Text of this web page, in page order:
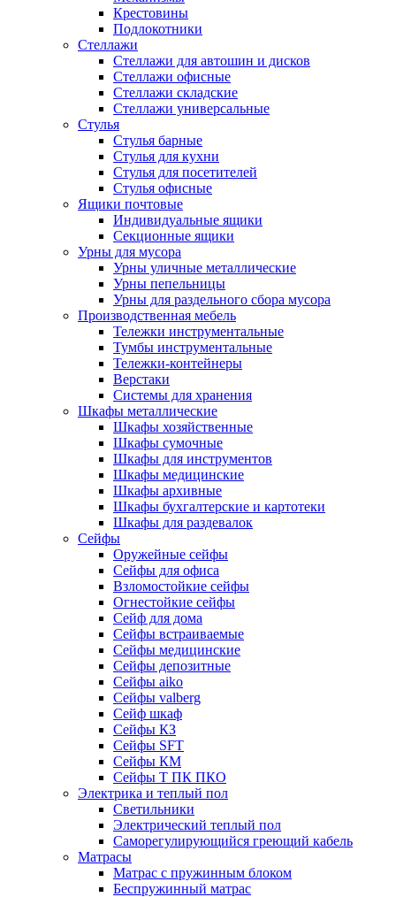
Крестовины
Подлокотники
Стеллажи
Стеллажи для автошин и дисков
Стеллажи офисные
Стеллажи складские
Стеллажи универсальные
Стулья
Стулья барные
Стулья для кухни
Стулья для посетителей
Стулья офисные
Ящики почтовые
Индивидуальные ящики
Секционные ящики
Урны для мусора
Урны уличные металлические
Урны пепельницы
Урны для раздельного сбора мусора
Производственная мебель
Тележки инструментальные
Тумбы инструментальные
Тележки-контейнеры
Верстаки
Системы для хранения
Шкафы металлические
Шкафы хозяйственные
Шкафы сумочные
Шкафы для инструментов
Шкафы медицинские
Шкафы архивные
Шкафы бухгалтерские и картотеки
Шкафы для раздевалок
Сейфы
Оружейные сейфы
Сейфы для офиса
Взломостойкие сейфы
Огнестойкие сейфы
Cейф для дома
Сейфы встраиваемые
Сейфы медицинские
Сейфы депозитные
Сейфы aiko
Сейфы valberg
Сейф шкаф
Сейфы КЗ
Сейфы SFT
Сейфы КМ
Сейфы Т ПК ПКО
Электрика и теплый пол
Светильники
Электрический теплый пол
Саморегулирующийся греющий кабель
Матрасы
Матрас с пружинным блоком
Беспружинный матрас